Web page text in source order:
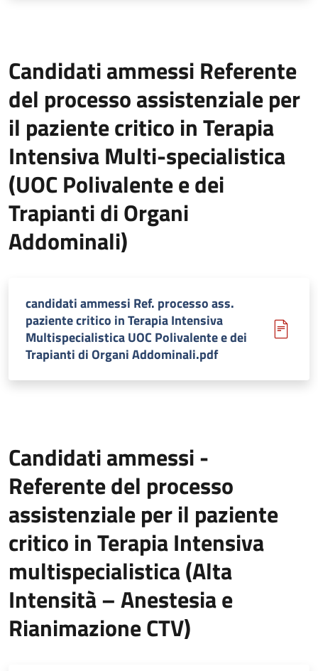
Candidati ammessi Referente
del processo assistenziale per
il paziente critico in Terapia
Intensiva Multi-specialistica
(UOC Polivalente e dei
Trapianti di Organi
Addominali)
candidati ammessi Ref. processo ass.
paziente critico in Terapia Intensiva
Multispecialistica UOC Polivalente e dei
Trapianti di Organi Addominali.pdf
Candidati ammessi -
Referente del processo
assistenziale per il paziente
critico in Terapia Intensiva
multispecialistica (Alta
Intensità – Anestesia e
Rianimazione CTV)